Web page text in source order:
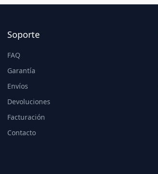
Soporte
FAQ
Garantía
Envíos
Devoluciones
Facturación
Contacto